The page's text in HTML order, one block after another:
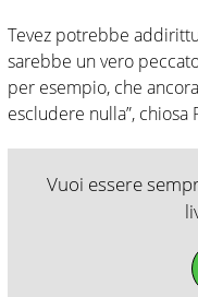
Tevez potrebbe
sarebbe un vero
per esempio, che
escludere nulla”, chiosa
Vuoi essere